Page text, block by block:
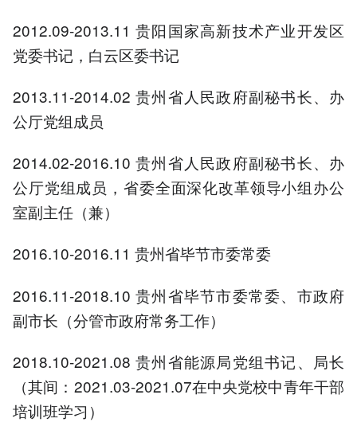
2012.09-2013.11 贵阳国家高新技术产业开发区
党委书记，白云区委书记
2013.11-2014.02 贵州省人民政府副秘书长、办
公厅党组成员
2014.02-2016.10 贵州省人民政府副秘书长、办
公厅党组成员，省委全面深化改革领导小组办公
室副主任（兼）
2016.10-2016.11 贵州省毕节市委常委
2016.11-2018.10 贵州省毕节市委常委、市政府
副市长（分管市政府常务工作）
2018.10-2021.08 贵州省能源局党组书记、局长
（其间：2021.03-2021.07在中央党校中青年干部
培训班学习）